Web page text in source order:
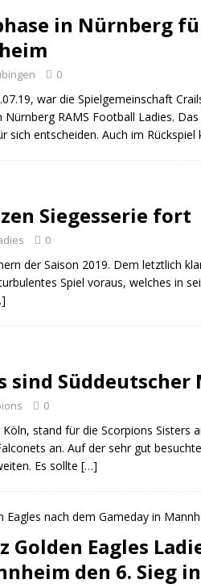
in Nürnberg
0
war die Spielgemeinschaft
Nürnberg RAMS Football Ladies.
sich entscheiden. Auch im Rückspiel
Siegesserie fort
0
der Saison 2019. Dem letztlich
Spiel voraus, welches in
sind Süddeutscher
0
stand für die Scorpions Sisters
an. Auf der sehr gut
Es sollte […]
Golden Eagles
den 6. Sieg